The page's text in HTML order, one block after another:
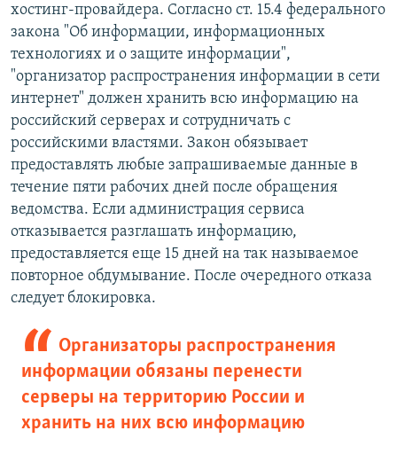
хостинг-провайдера. Согласно ст. 15.4 федерального
закона "Об информации, информационных
технологиях и о защите информации",
"организатор распространения информации в сети
интернет" должен хранить всю информацию на
российский серверах и сотрудничать с
российскими властями. Закон обязывает
предоставлять любые запрашиваемые данные в
течение пяти рабочих дней после обращения
ведомства. Если администрация сервиса
отказывается разглашать информацию,
предоставляется еще 15 дней на так называемое
повторное обдумывание. После очередного отказа
следует блокировка.
Организаторы распространения
информации обязаны перенести
серверы на территорию России и
хранить на них всю информацию